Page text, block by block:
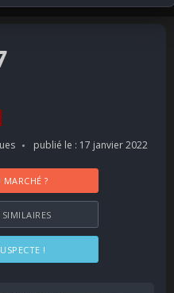
publié le : 17 janvier 2022
MARCHÉ ?
SIMILAIRES
!